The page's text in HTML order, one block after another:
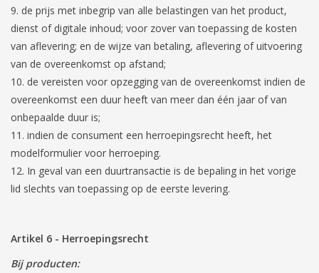
de prijs met inbegrip van alle belastingen van het product,
dienst of digitale inhoud; voor zover van toepassing de kosten
van aflevering; en de wijze van betaling, aflevering of uitvoering
van de overeenkomst op afstand;
de vereisten voor opzegging van de overeenkomst indien de
overeenkomst een duur heeft van meer dan één jaar of van
onbepaalde duur is;
indien de consument een herroepingsrecht heeft, het
modelformulier voor herroeping.
In geval van een duurtransactie is de bepaling in het vorige
lid slechts van toepassing op de eerste levering.
Artikel 6 - Herroepingsrecht
Bij producten: